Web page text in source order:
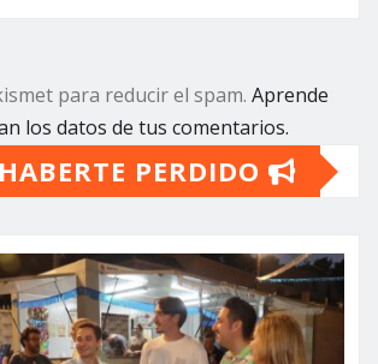
para reducir el spam. Aprende
los datos de tus comentarios.
PERDIDO